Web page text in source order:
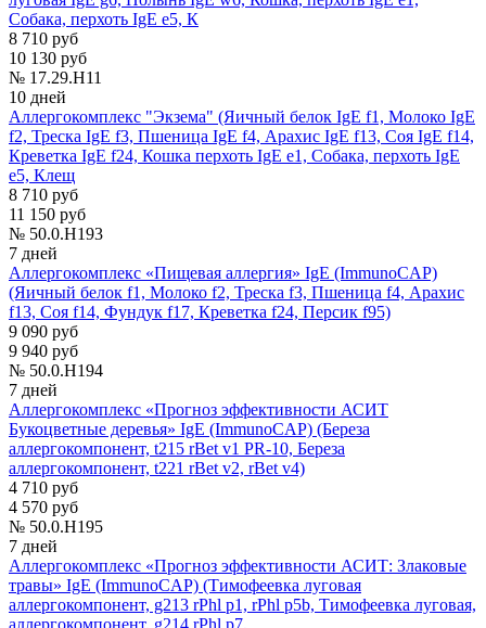
Собака, перхоть IgE е5, К
8 710 руб
10 130 руб
№ 17.29.H11
10 дней
Аллергокомплекс "Экзема" (Яичный белок IgE f1, Молоко IgE
f2, Треска IgE f3, Пшеница IgE f4, Арахис IgE f13, Соя IgE f14,
Креветка IgE f24, Кошка перхоть IgE е1, Собака, перхоть IgE
е5, Клещ
8 710 руб
11 150 руб
№ 50.0.H193
7 дней
Аллергокомплекс «Пищевая аллергия» IgE (ImmunoCAP)
(Яичный белок f1, Молоко f2, Треска f3, Пшеница f4, Арахис
f13, Соя f14, Фундук f17, Креветка f24, Персик f95)
9 090 руб
9 940 руб
№ 50.0.H194
7 дней
Аллергокомплекс «Прогноз эффективности АСИТ
Букоцветные деревья» IgE (ImmunoCAP) (Береза
аллергокомпонент, t215 rBet v1 PR-10, Береза
аллергокомпонент, t221 rBet v2, rBet v4)
4 710 руб
4 570 руб
№ 50.0.H195
7 дней
Аллергокомплекс «Прогноз эффективности АСИТ: Злаковые
травы» IgE (ImmunoCAP) (Тимофеевка луговая
аллергокомпонент, g213 rPhl p1, rPhl p5b, Тимофеевка луговая,
аллергокомпонент, g214 rPhl p7,